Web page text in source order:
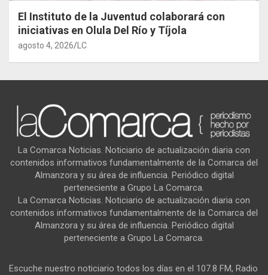
El Instituto de la Juventud colaborará con
iniciativas en Olula Del Río y Tíjola
agosto 4, 2026 LC
La Comarca Noticias. Noticiario de actualización diaria con
contenidos informativos fundamentalmente de la Comarca del
Almanzora y su área de influencia. Periódico digital
perteneciente a Grupo La Comarca.
La Comarca Noticias. Noticiario de actualización diaria con
contenidos informativos fundamentalmente de la Comarca del
Almanzora y su área de influencia. Periódico digital
perteneciente a Grupo La Comarca.
Escuche nuestro noticiario todos los días en el 107.8 FM, Radio